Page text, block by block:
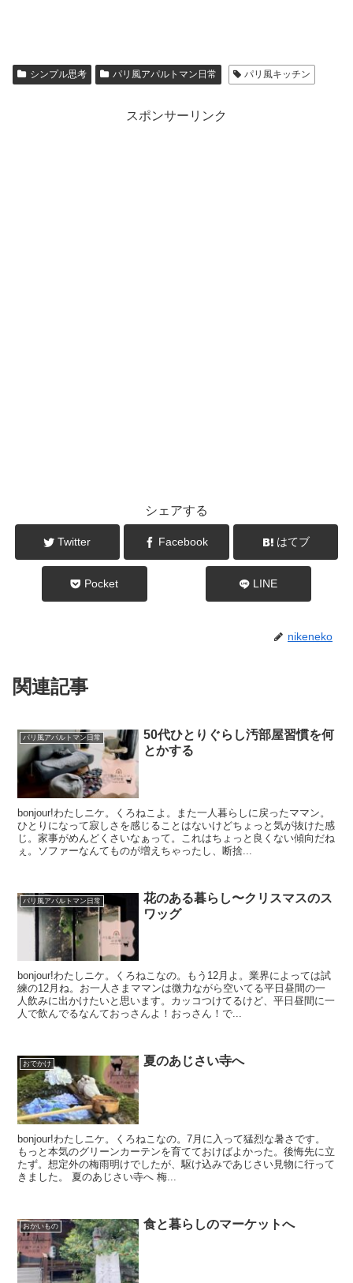
シンプル思考 パリ風アパルトマン日常 パリ風キッチン
スポンサーリンク
シェアする
Twitter Facebook はてブ
Pocket LINE
nikeneko
関連記事
パリ風アパルトマン日常
50代ひとりぐらし汚部屋習慣を何
とかする
bonjour!わたしニケ。くろねこよ。また一人暮らしに戻ったママン。
ひとりになって寂しさを感じることはないけどちょっと気が抜けた感
じ。家事がめんどくさいなぁって。これはちょっと良くない傾向だね
ぇ。ソファーなんてものが増えちゃったし、断捨...
パリ風アパルトマン日常
花のある暮らし〜クリスマスのス
ワッグ
bonjour!わたしニケ。くろねこなの。もう12月よ。業界によっては試
練の12月ね。お一人さまママンは微力ながら空いてる平日昼間の一
人飲みに出かけたいと思います。カッコつけてるけど、平日昼間に一
人で飲んでるなんておっさんよ！おっさん！で...
おでかけ 夏のあじさい寺へ
bonjour!わたしニケ。くろねこなの。7月に入って猛烈な暑さです。
もっと本気のグリーンカーテンを育てておけばよかった。後悔先に立
たず。想定外の梅雨明けでしたが、駆け込みであじさい見物に行って
きました。 夏のあじさい寺へ 梅...
おかいもの 食と暮らしのマーケットへ